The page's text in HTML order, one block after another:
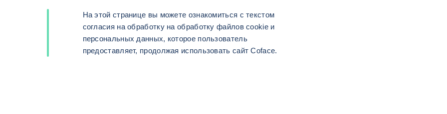
На этой странице вы можете ознакомиться с текстом
согласия на обработку на обработку файлов cookie и
персональных данных, которое пользователь
предоставляет, продолжая использовать сайт Coface.